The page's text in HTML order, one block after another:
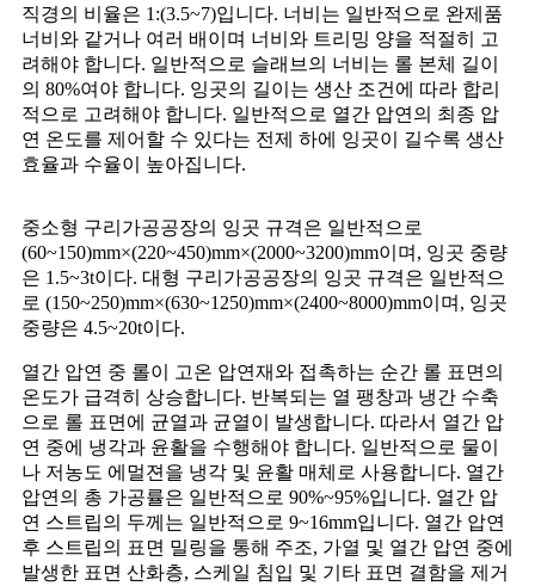
직경의 비율은 1:(3.5~7)입니다. 너비는 일반적으로 완제품
너비와 같거나 여러 배이며 너비와 트리밍 양을 적절히 고
려해야 합니다. 일반적으로 슬래브의 너비는 롤 본체 길이
의 80%여야 합니다. 잉곳의 길이는 생산 조건에 따라 합리
적으로 고려해야 합니다. 일반적으로 열간 압연의 최종 압
연 온도를 제어할 수 있다는 전제 하에 잉곳이 길수록 생산
효율과 수율이 높아집니다.
중소형 구리가공공장의 잉곳 규격은 일반적으로
(60~150)mm×(220~450)mm×(2000~3200)mm이며, 잉곳 중량
은 1.5~3t이다. 대형 구리가공공장의 잉곳 규격은 일반적으
로 (150~250)mm×(630~1250)mm×(2400~8000)mm이며, 잉곳
중량은 4.5~20t이다.
열간 압연 중 롤이 고온 압연재와 접촉하는 순간 롤 표면의
온도가 급격히 상승합니다. 반복되는 열 팽창과 냉간 수축
으로 롤 표면에 균열과 균열이 발생합니다. 따라서 열간 압
연 중에 냉각과 윤활을 수행해야 합니다. 일반적으로 물이
나 저농도 에멀젼을 냉각 및 윤활 매체로 사용합니다. 열간
압연의 총 가공률은 일반적으로 90%~95%입니다. 열간 압
연 스트립의 두께는 일반적으로 9~16mm입니다. 열간 압연
후 스트립의 표면 밀링을 통해 주조, 가열 및 열간 압연 중에
발생한 표면 산화층, 스케일 침입 및 기타 표면 결함을 제거